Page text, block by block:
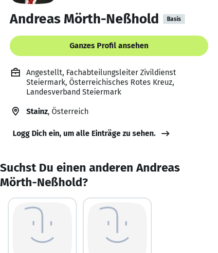
Andreas Mörth-Neßhold Basis
Ganzes Profil ansehen
Angestellt, Fachabteilungsleiter Zivildienst
Steiermark, Österreichisches Rotes Kreuz,
Landesverband Steiermark
Stainz, Österreich
Logg Dich ein, um alle Einträge zu sehen.
Suchst Du einen anderen Andreas
Mörth-Neßhold?